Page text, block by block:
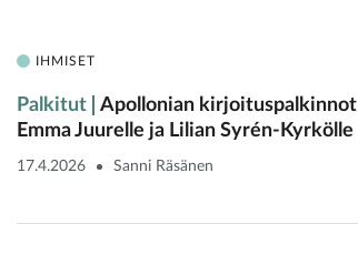
IHMISET
Palkitut
Apollonian kirjoituspalkinnot
Emma Juurelle ja Lilian Syrén-Kyrkölle
17.4.2026 Sanni Räsänen